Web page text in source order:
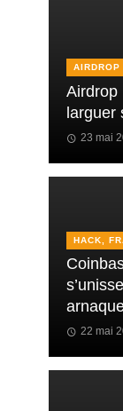
AIRDROP
Airdrop
larguer
23 mai
HACK,
22 mai